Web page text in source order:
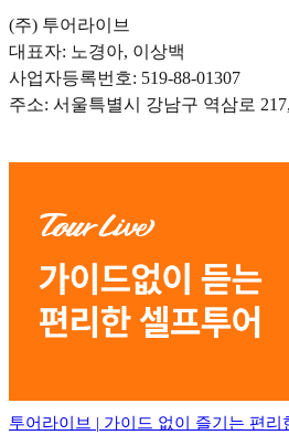
(주) 투어라이브
대표자: 노경아, 이상백
사업자등록번호: 519-88-01307
주소: 서울특별시 강남구 역삼로
투어라이브 | 가이드 없이 즐기는 편리